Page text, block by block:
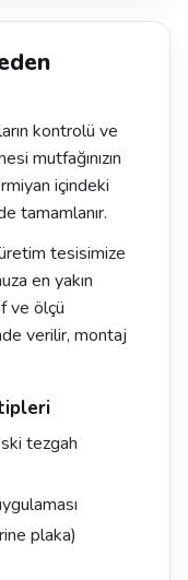
kontrolü ve
mutfağınızın
içindeki
tamamlanır.
tesisimize
en yakın
ve ölçü
verilir, montaj
tezgah
plaka)